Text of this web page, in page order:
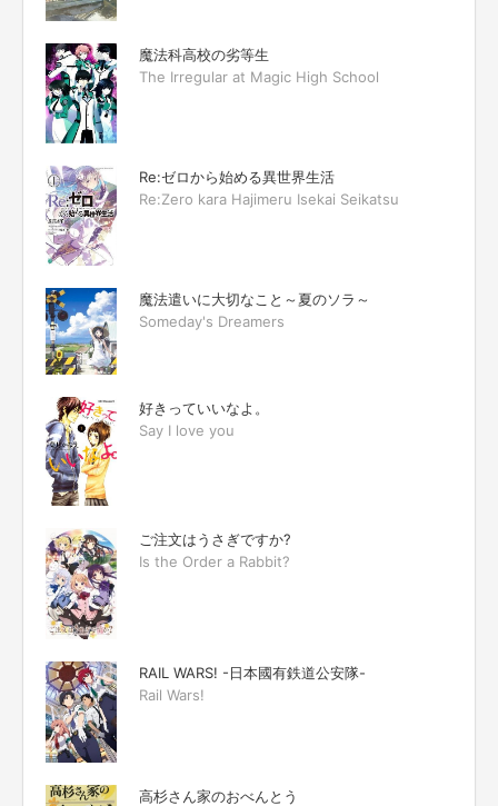
魔法科高校の劣等生
The Irregular at Magic High School
Re:ゼロから始める異世界生活
Re:Zero kara Hajimeru Isekai Seikatsu
魔法遣いに大切なこと～夏のソラ～
Someday's Dreamers
好きっていいなよ。
Say I love you
ご注文はうさぎですか?
Is the Order a Rabbit?
RAIL WARS! -日本國有鉄道公安隊-
Rail Wars!
高杉さん家のおべんとう